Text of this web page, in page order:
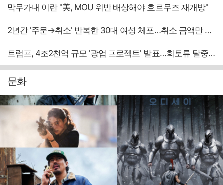
막무가내 이란 "美, MOU 위반 배상해야 호르무즈 재개방"
2년간 '주문→취소' 반복한 30대 여성 체포…취소 금액만 400억 원
트럼프, 4조2천억 규모 '광업 프로젝트' 발표…희토류 탈중국 속도
문화